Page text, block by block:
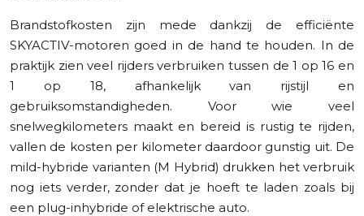
Brandstofkosten zijn mede dankzij de efficiënte
SKYACTIV-motoren goed in de hand te houden. In de
praktijk zien veel rijders verbruiken tussen de 1 op 16 en
1 op 18, afhankelijk van rijstijl en
gebruiksomstandigheden. Voor wie veel
snelwegkilometers maakt en bereid is rustig te rijden,
vallen de kosten per kilometer daardoor gunstig uit. De
mild-hybride varianten (M Hybrid) drukken het verbruik
nog iets verder, zonder dat je hoeft te laden zoals bij
een plug-inhybride of elektrische auto.